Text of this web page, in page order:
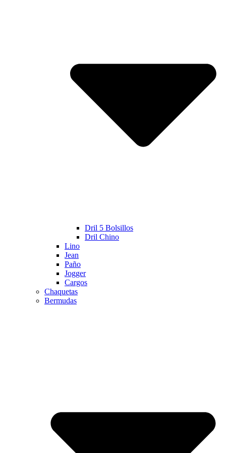
Dril 5 Bolsillos
Dril Chino
Lino
Jean
Paño
Jogger
Cargos
Chaquetas
Bermudas